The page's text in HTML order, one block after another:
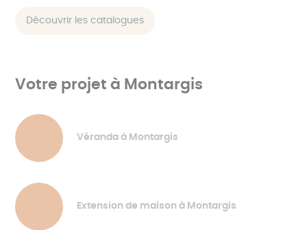
Découvrir les catalogues
Votre projet à Montargis
Véranda à Montargis
Extension de maison à Montargis